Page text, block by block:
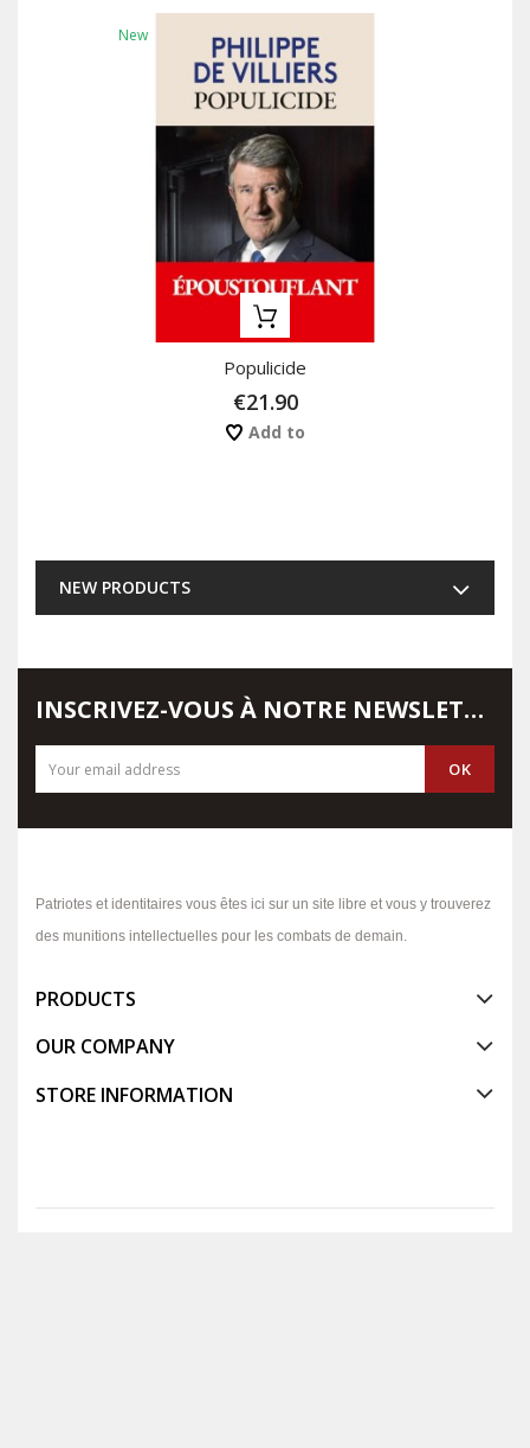
New
Populicide
€21.90
Add to
NEW PRODUCTS
INSCRIVEZ-VOUS À NOTRE NEWSLETTER
Patriotes et identitaires vous êtes ici sur un site libre et vous y trouverez
des munitions intellectuelles pour les combats de demain.
PRODUCTS
OUR COMPANY
STORE INFORMATION